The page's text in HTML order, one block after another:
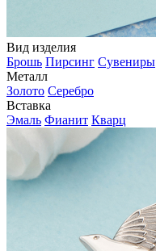
Вид изделия
Брошь Пирсинг Сувениры
Металл
Золото Серебро
Вставка
Эмаль Фианит Кварц